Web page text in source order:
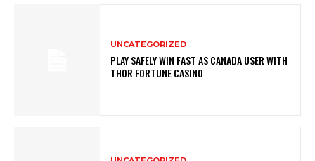
UNCATEGORIZED
PLAY SAFELY WIN FAST AS CANADA USER WITH
THOR FORTUNE CASINO